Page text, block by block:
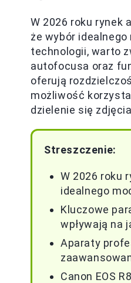
W 2026 roku rynek
że wybór
technologii, warto
autofocusa oraz
oferują
możliwość
dzielenie się
Streszczenie:
W 2026 roku
idealnego
Kluczowe
wpływają na
Aparaty
Canon EOS